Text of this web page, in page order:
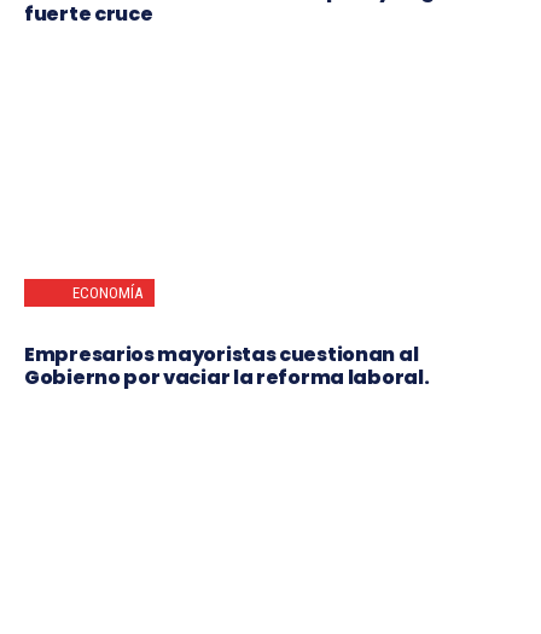
fuerte cruce
ECONOMÍA
Empresarios mayoristas cuestionan al
Gobierno por vaciar la reforma laboral.